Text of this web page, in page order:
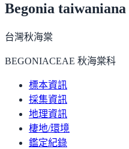
Begonia taiwaniana
台灣秋海棠
BEGONIACEAE 秋海棠科
標本資訊
採集資訊
地理資訊
棲地/環境
鑑定紀錄